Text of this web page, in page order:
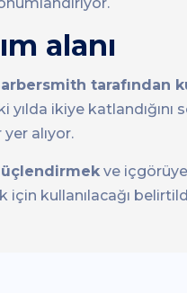
alanı
tarafından
yılda ikiye
alıyor.
ve
kullanılacağı